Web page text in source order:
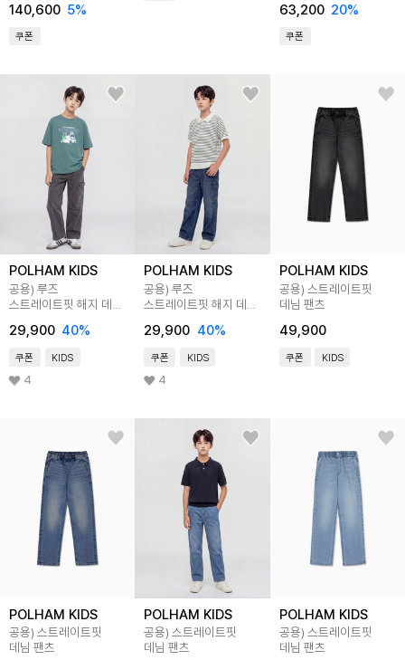
140,600 5%
쿠폰
63,200 20%
쿠폰
POLHAM KIDS
공용) 루즈
스트레이트핏 해지 데님
29,900 40%
쿠폰 KIDS
4
POLHAM KIDS
공용) 루즈
스트레이트핏 해지 데님
29,900 40%
쿠폰 KIDS
4
POLHAM KIDS
공용) 스트레이트핏
데님 팬츠
49,900
쿠폰 KIDS
POLHAM KIDS
공용) 스트레이트핏
데님 팬츠
POLHAM KIDS
공용) 스트레이트핏
데님 팬츠
POLHAM KIDS
공용) 스트레이트핏
데님 팬츠